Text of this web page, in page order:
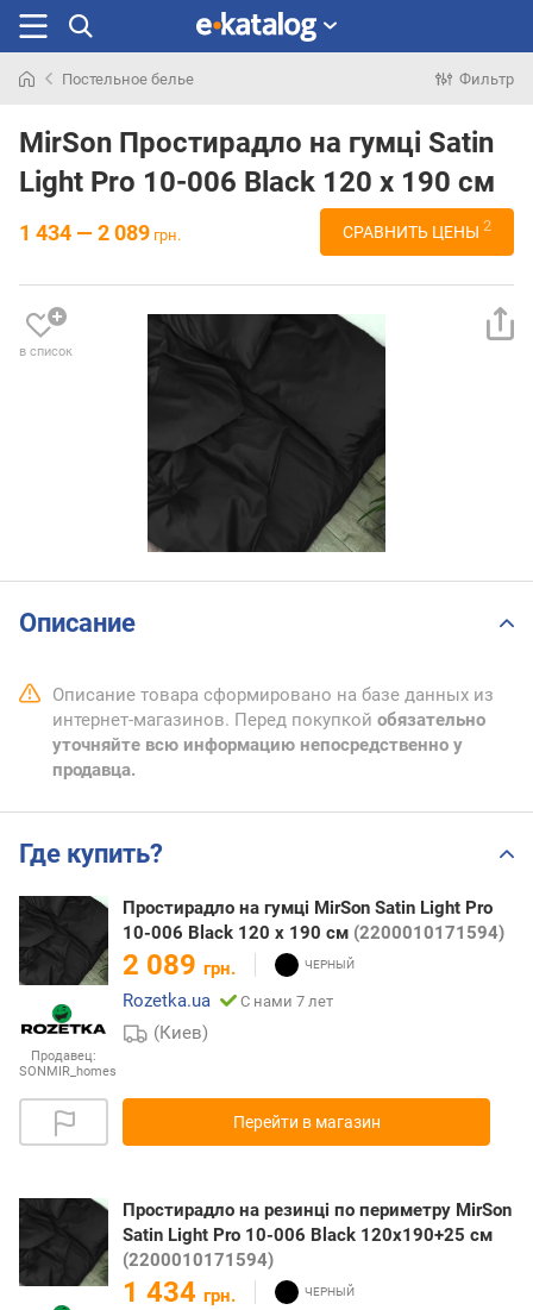
раньше
Постельное белье Фильтр
MirSon Простирадло на гумці Satin
Light Pro 10-006 Black 120 х 190 см
1 434 — 2 089 грн. СРАВНИТЬ ЦЕНЫ 2
в список
Описание
Описание товара сформировано на базе данных из
интернет-магазинов. Перед покупкой обязательно
уточняйте всю информацию непосредственно у
продавца.
Где купить?
Продавец:
SONMIR_homes
Простирадло на гумці MirSon Satin Light Pro
10-006 Black 120 х 190 см (2200010171594)
2 089 грн.
Rozetka.ua
С нами 7 лет
(Киев)
Перейти в магазин
Простирадло на резинці по периметру MirSon
Satin Light Pro 10-006 Black 120x190+25 см
(2200010171594)
1 434 грн.